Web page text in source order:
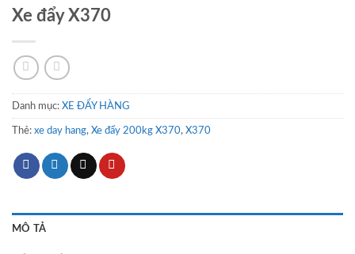
Xe đẩy X370
Danh mục: XE ĐẨY HÀNG
Thẻ: xe day hang, Xe đẩy 200kg X370, X370
MÔ TẢ